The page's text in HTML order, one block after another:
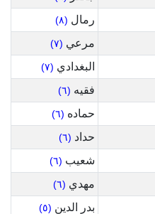
رمال (٨)
مرعي (٧)
البغدادي (٧)
فقيه (٦)
حماده (٦)
حداد (٦)
شعيب (٦)
مهدي (٦)
بدر الدين (٥)